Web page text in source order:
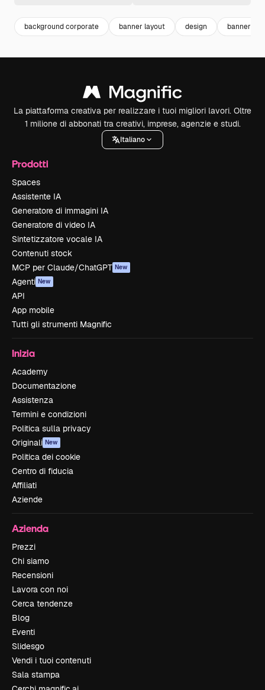
background corporate banner layout design banner
La piattaforma creativa per realizzare i tuoi migliori lavori. Oltre
1 milione di abbonati tra creativi, imprese, agenzie e studi.
Italiano
Prodotti
Spaces
Assistente IA
Generatore di immagini IA
Generatore di video IA
Sintetizzatore vocale IA
Contenuti stock
MCP per Claude/ChatGPT New
Agenti New
API
App mobile
Tutti gli strumenti Magnific
Inizia
Academy
Documentazione
Assistenza
Termini e condizioni
Politica sulla privacy
Originali New
Politica dei cookie
Centro di fiducia
Affiliati
Aziende
Azienda
Prezzi
Chi siamo
Recensioni
Lavora con noi
Cerca tendenze
Blog
Eventi
Slidesgo
Vendi i tuoi contenuti
Sala stampa